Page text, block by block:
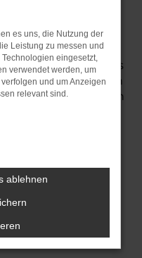
Services wie
Ihres
Sie uns und lassen
beraten – wir freuen
zu
es uns, die Nutzung der
Leistung zu messen und
eingesetzt,
verwendet werden, um
und um Anzeigen
relevant sind.
ablehnen